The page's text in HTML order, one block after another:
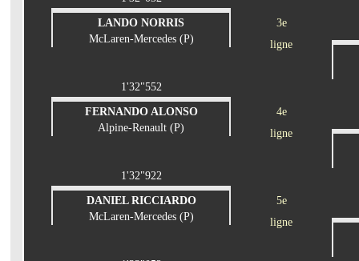
LANDO NORRIS
McLaren-Mercedes (P)
3e
ligne
1'32"552
FERNANDO ALONSO
Alpine-Renault (P)
4e
ligne
1'32"922
DANIEL RICCIARDO
McLaren-Mercedes (P)
5e
ligne